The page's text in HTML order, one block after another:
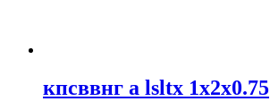
кпсввнг а lsltx 1х2х0.75